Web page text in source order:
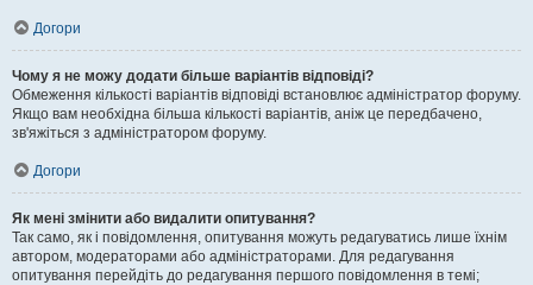
Догори
Чому я не можу додати більше варіантів відповіді?
Обмеження кількості варіантів відповіді встановлює адміністратор форуму.
Якщо вам необхідна більша кількості варіантів, аніж це передбачено,
зв'яжіться з адміністратором форуму.
Догори
Як мені змінити або видалити опитування?
Так само, як і повідомлення, опитування можуть редагуватись лише їхнім
автором, модераторами або адміністраторами. Для редагування
опитування перейдіть до редагування першого повідомлення в темі;